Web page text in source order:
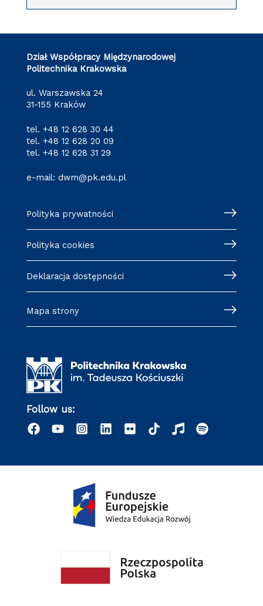
Dział Współpracy Międzynarodowej
Politechnika Krakowska
ul. Warszawska 24
31-155 Kraków
tel. +48 12 628 30 44
tel. +48 12 628 20 09
tel. +48 12 628 31 29
e-mail: dwm@pk.edu.pl
Polityka prywatności
Polityka cookies
Deklaracja dostępności
Mapa strony
Follow us: